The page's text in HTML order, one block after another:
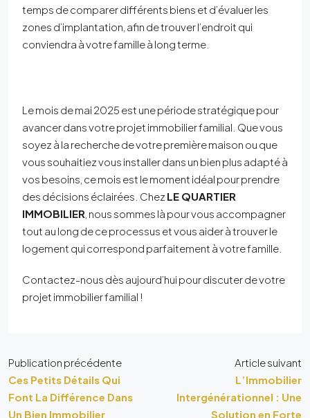
temps de comparer différents biens et d’évaluer les
zones d’implantation, afin de trouver l’endroit qui
conviendra à votre famille à long terme.
Le mois de mai 2025 est une période stratégique pour
avancer dans votre projet immobilier familial. Que vous
soyez à la recherche de votre première maison ou que
vous souhaitiez vous installer dans un bien plus adapté à
vos besoins, ce mois est le moment idéal pour prendre
des décisions éclairées. Chez LE QUARTIER
IMMOBILIER , nous sommes là pour vous accompagner
tout au long de ce processus et vous aider à trouver le
logement qui correspond parfaitement à votre famille.
Contactez-nous dès aujourd’hui pour discuter de votre
projet immobilier familial !
Publication précédente
Ces Petits Détails Qui
Font La Différence Dans
Un Bien Immobilier
Article suivant
L’Immobilier
Intergénérationnel : Une
Solution en Forte